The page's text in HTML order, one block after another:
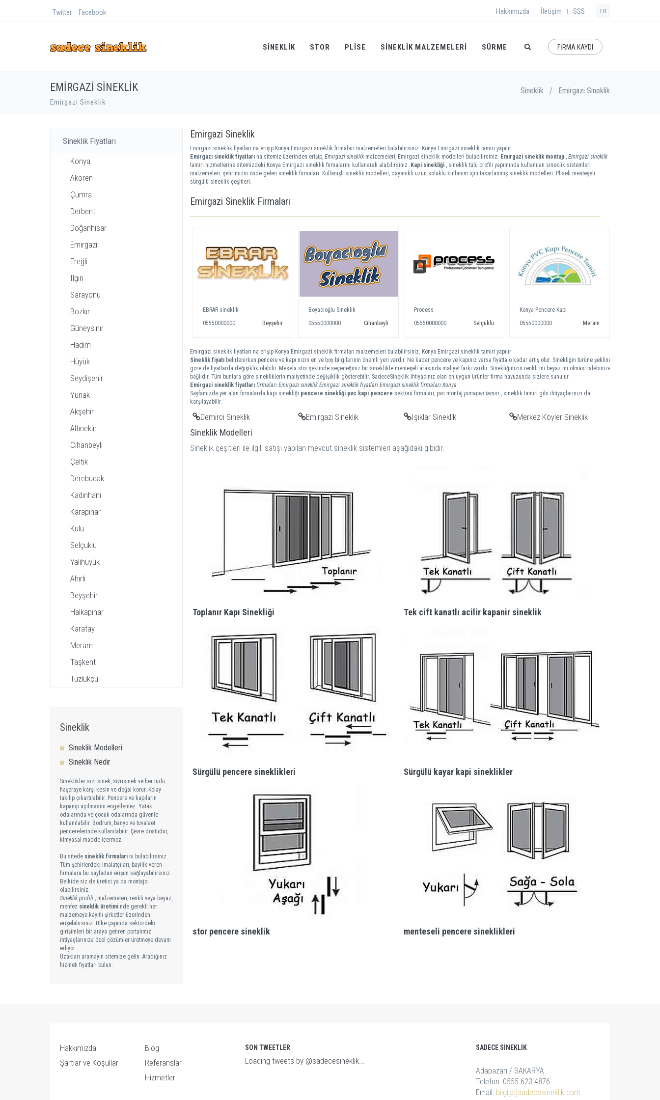
Twitter Facebook Hakkımızda | İletişim | SSS TR
SINEKLIK STOR PLİSE SINEKLIK MALZEMELERI SÜRME FİRMA KAYDI
EMIRGAZI SINEKLIK
Emirgazi Sineklik
Sineklik / Emirgazi Sineklik
Sineklik Fiyatları
Konya
Akören
Çumra
Derbent
Doğanhisar
Emirgazi
Ereğli
Ilgın
Sarayönü
Bozkır
Güneysınır
Hadim
Hüyük
Seydişehir
Yunak
Akşehir
Altınekin
Cihanbeyli
Çeltik
Derebucak
Kadınhanı
Karapınar
Kulu
Selçuklu
Yalıhüyük
Ahırlı
Beyşehir
Halkapınar
Karatay
Meram
Taşkent
Tuzlukçu
Sineklik
Sineklik Modelleri
Sineklik Nedir
Sineklikler sizi sinek, sivrisinek ve her türlü
haşeraye karşı kesin ve doğal korur. Kolay
takılıp çıkartılabilir. Pencere ve kapıların
kapanıp açılmasını engellemez. Yatak
odalarında ve çocuk odalarında güvenle
kullanılabilir. Bodrum, banyo ve tuvalaet
pencerelerinde kullanılabilir. Çevre dostudur,
kimyasal madde içermez.
Bu sitede sineklik firmaları nı bulabilirsiniz.
Tüm şehirlerdeki imalatçıları, bayilik veren
firmalara bu sayfadan erişim sağlayabilirsiniz.
Belkide siz de üretici ya da montajcı
olabilirsiniz.
Sineklik profili , malzemeleri, renklı veya beyaz,
menfez sineklik üretimi nde gerekli her
malzemeye kayıtlı şirketler üzerinden
erişebilirsiniz. Ülke çapında sektördeki
girişimleri bir araya getiren portalımız
ihtiyaçlarınıza özel çözümler üretmeye devam
ediyor.
Uzakları aramayın sitemize gelin. Aradığınız
hizmeti fiyatları bulun.
Emirgazi Sineklik
Emirgazi sineklik fiyatları na erişip Konya Emirgazi sineklik firmaları malzemeleri bulabilirsiniz. Konya Emirgazi sineklik tamiri yapılır
Emirgazi sineklik fiyatları na sitemiz üzerinden erişip, Emirgazi sineklik malzemeleri, Emirgazi sineklik modelleri bulabilirsiniz. Emirgazi sineklik montajı , Emirgazi sineklik
tamiri hizmetlerine sitemizdeki Konya Emirgazi sineklik firmalarını kullanarak alabilirsiniz. Kapi sinekliği , sineklik tülü profili yapımında kullanılan sineklik sistemleri
malzemeleri. şehrimizin önde gelen sineklik firmaları. Kullanışlı sineklik modelleri, dayanıklı uzun soluklu kullanım için tasarlanmış sineklik modelleri. Pliseli menteşeli
sürgülü sineklik çeşitleri.
Emirgazi Sineklik Firmaları
EBRAR sineklik
05550000000
Beyşehir
Boyacıoğlu Sineklik
05550000000
Cihanbeyli
Process
05550000000
Selçuklu
Konya Pencere Kapı
05550000000
Meram
Emirgazi sineklik fiyatları na erişip Konya Emirgazi sineklik firmaları malzemeleri bulabilirsiniz. Konya Emirgazi sineklik tamiri yapılır
Sineklik fiyatı belirlenirken pencere ve kapı nızın en ve boy bilgilerinin önemli yeri vardır. Ne kadar pencere ve kapınız varsa fiyatta o kadar artış olur. Sinekliğin türüne şekline
göre de fiyatlarda değişiklik olabilir. Mesela stor şeklinde seçeceğiniz bir sineklikle menteşeli arasında maliyet farkı vardır. Sinekliğinizin renkli mi beyaz mı olması talebinize
bağlıdır. Tüm bunlara göre sinekliklerin maliyetinde değişiklik gösterebilir. SadeceSineklik ihtiyacınız olan en uygun ürünler firma havuzunda sizlere sunulur.
Emirgazi sineklik fiyatları firmaları Emirgazi sineklik Emirgazi sineklik fiyatları Emirgazi sineklik firmaları Konya
Sayfamızda yer alan firmalarda kapı sinekliği pencere sinekliği pvc kapı pencere sektörü firmaları, pvc montaj pimapen tamiri , sineklik tamiri gibi ihtiyaçlarınızı da
karşılayabilir.
Demirci Sineklik Emirgazi Sineklik Işıklar Sineklik Merkez Köyler Sineklik
Sineklik Modelleri
Sineklik çeşitleri ile ilgili satışı yapılan mevcut sineklik sistemleri aşağıdaki gibidir.
Toplanır Kapı Sinekliği Tek cift kanatlı acilir kapanir sineklik
Sürgülü pencere sineklikleri Sürgülü kayar kapi sineklikler
stor pencere sineklik menteseli pencere sineklikleri
Hakkımızda
Şartlar ve Koşullar
Blog
Referanslar
Hizmetler
SON TWEETLER
Loading tweets by @sadecesineklik...
SADECE SINEKLIK
Adapazarı / SAKARYA
Telefon: 0555 623 4876
Email: bilgi[at]sadecesineklik.com